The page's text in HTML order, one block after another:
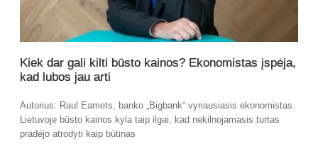
Kiek dar gali kilti būsto kainos? Ekonomistas įspėja,
kad lubos jau arti
Autorius: Raul Eamets, banko „Bigbank“ vyriausiasis ekonomistas
Lietuvoje būsto kainos kyla taip ilgai, kad nekilnojamasis turtas
pradėjo atrodyti kaip būtinas